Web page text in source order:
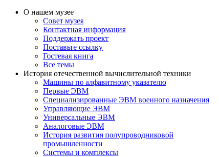
О нашем музее
Совет музея
Контактная информация
Поддержать проект
Поставьте ссылку
Гостевая книга
Все темы
История отечественной вычислительной техники
Машины по алфавитному указателю
Первые ЭВМ
Специализированные ЭВМ военного назначения
Управляющие ЭВМ
Универсальные ЭВМ
Аналоговые ЭВМ
История развития полупроводниковой
промышленности
Системы и комплексы